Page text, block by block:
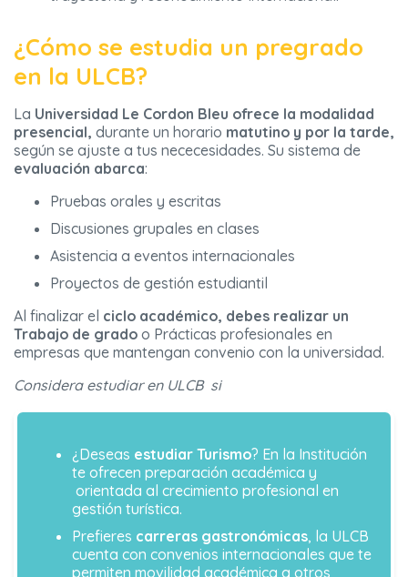
¿Cómo se estudia un pregrado
en la ULCB?
La Universidad Le Cordon Bleu ofrece la modalidad
presencial, durante un horario matutino y por la tarde,
según se ajuste a tus nececesidades. Su sistema de
evaluación abarca:
Pruebas orales y escritas
Discusiones grupales en clases
Asistencia a eventos internacionales
Proyectos de gestión estudiantil
Al finalizar el ciclo académico, debes realizar un
Trabajo de grado o Prácticas profesionales en
empresas que mantengan convenio con la universidad.
Considera estudiar en ULCB si
¿Deseas estudiar Turismo? En la Institución
te ofrecen preparación académica y
orientada al crecimiento profesional en
gestión turística.
Prefieres carreras gastronómicas, la ULCB
cuenta con convenios internacionales que te
permiten movilidad académica a otros